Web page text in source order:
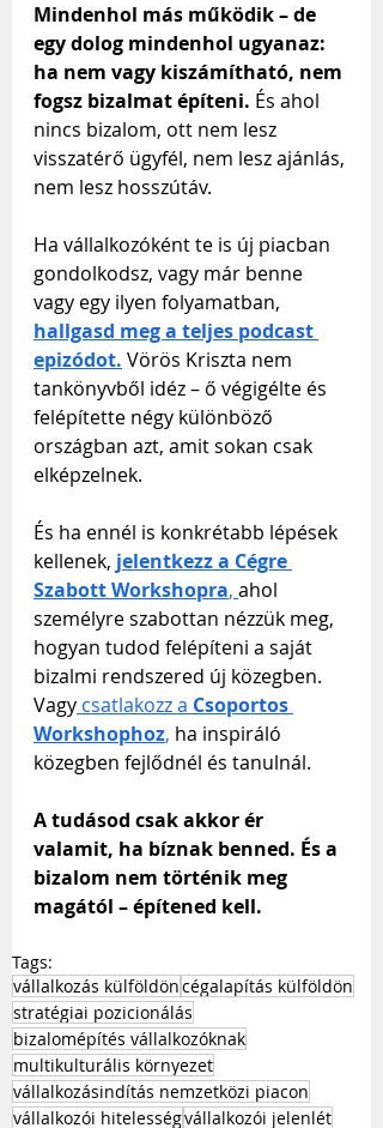
Mindenhol más működik – de
egy dolog mindenhol ugyanaz:
ha nem vagy kiszámítható, nem
fogsz bizalmat építeni. És ahol
nincs bizalom, ott nem lesz
visszatérő ügyfél, nem lesz ajánlás,
nem lesz hosszútáv.
Ha vállalkozóként te is új piacban
gondolkodsz, vagy már benne
vagy egy ilyen folyamatban,
hallgasd meg a teljes podcast
epizódot. Vörös Kriszta nem
tankönyvből idéz – ő végigélte és
felépítette négy különböző
országban azt, amit sokan csak
elképzelnek.
És ha ennél is konkrétabb lépések
kellenek, jelentkezz a Cégre
Szabott Workshopra, ahol
személyre szabottan nézzük meg,
hogyan tudod felépíteni a saját
bizalmi rendszered új közegben.
Vagy csatlakozz a Csoportos
Workshophoz, ha inspiráló
közegben fejlődnél és tanulnál.
A tudásod csak akkor ér
valamit, ha bíznak benned. És a
bizalom nem történik meg
magától – építened kell.
Tags:
vállalkozás külföldöncégalapítás külföldön
stratégiai pozicionálás
bizalomépítés vállalkozóknak
multikulturális környezet
vállalkozásindítás nemzetközi piacon
vállalkozói hitelességvállalkozói jelenlét